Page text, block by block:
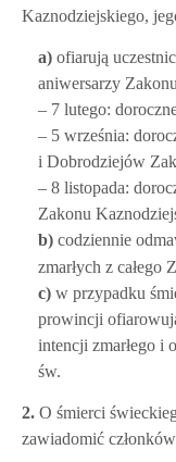
Kaznodziejskiego,
a) ofiarują
aniwersarzy
– 7 lutego:
– 5 września:
i Dobrodziejów
– 8 listopada:
Zakonu
b) codziennie
zmarłych z całego
c) w przypadku
prowincji
intencji zmarłego i
św.
2. O śmierci
zawiadomić